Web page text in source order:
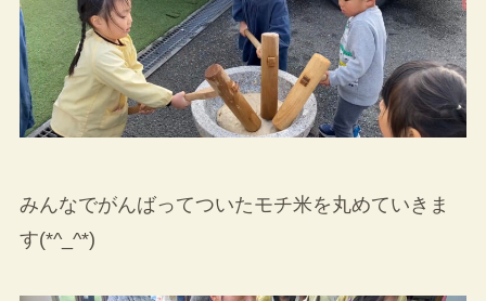
みんなでがんばってついたモチ米を丸めていきま
す(*^_^*)